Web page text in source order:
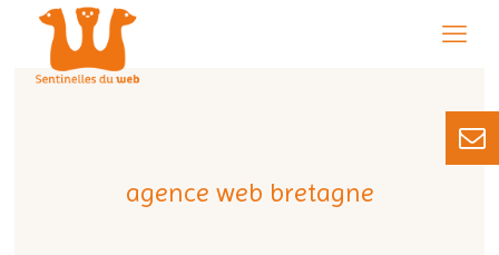
agence web bretagne